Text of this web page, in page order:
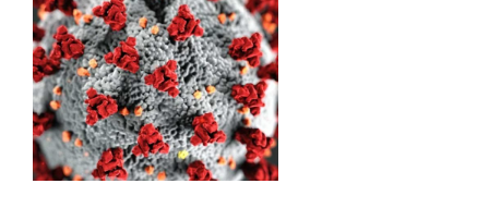
Bekijk
grotere
afbeelding